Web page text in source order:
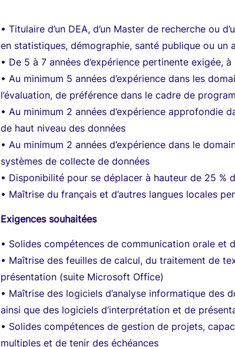
• Titulaire d’un DEA, d’un Master de recherche ou
en statistiques, démographie, santé publique ou un
• De 5 à 7 années d’expérience pertinente exigée,
• Au minimum 5 années d’expérience dans les
l’évaluation, de préférence dans le cadre de
• Au minimum 2 années d’expérience approfondie
de haut niveau des données
• Au minimum 2 années d’expérience dans le
systèmes de collecte de données
• Disponibilité pour se déplacer à hauteur de 25 %
• Maîtrise du français et d’autres langues locales
Exigences souhaitées
• Solides compétences de communication orale et
• Maîtrise des feuilles de calcul, du traitement de
présentation (suite Microsoft Office)
• Maîtrise des logiciels d’analyse informatique des
ainsi que des logiciels d’interprétation et de
• Solides compétences de gestion de projets,
multiples et de tenir des échéances